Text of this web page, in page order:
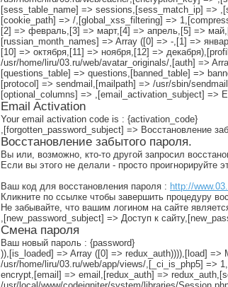
[sess_table_name] => sessions,[sess_match_ip] =>
[cookie_path] => /,[global_xss_filtering] =>
[2] => февраль,[3] => март,[4] => апрель,[5] =>
[russian_month_names] => Array ([0] => -,[1] =>
[10] => октября,[11] => ноября,[12] =>
/usr/home/liru/03.ru/web/avatar_originals/,[auth] =>
[questions_table] => questions,[banned_table] =>
[protocol] => sendmail,[mailpath] => /usr/sbin/
[optional_columns] => ,[email_activation_subject] =>
Email Activation
Your email activation code is : {activation_code}
,[forgotten_password_subject] => Восстановление
Восстановление забытого пароля.
Вы или, возможно, кто-то другой запросил
Если вы этого не делали - просто проигнорируйте
Ваш код для восстановления пароля : http://
Кликните по ссылке чтобы завершить процедуру
Не забывайте, что вашим логином на сайте
,[new_password_subject] => Доступ к
Смена пароля
Ваш новый пароль : {password}
)),[is_loaded] => Array ([0] => redux_auth)))),[load]
/usr/home/liru/03.ru/web/app/views/,[_ci_is_php5] =>
encrypt,[email] => email,[redux_auth] =>